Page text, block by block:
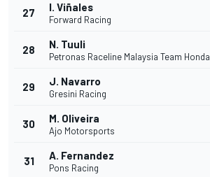
27 I. Viñales
Forward Racing
28 N. Tuuli
Petronas Raceline Malaysia Team Honda
29 J. Navarro
Gresini Racing
30 M. Oliveira
Ajo Motorsports
31 A. Fernandez
Pons Racing